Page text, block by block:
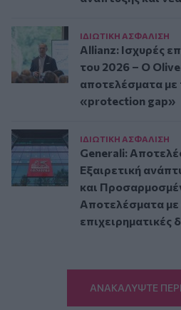
ΙΔΙΩΤΙΚΗ ΑΣΦAΛΙΣΗ
Allianz: Ισχυρές
του 2026 – Ο
αποτελέσματα με
«protection gap»
ΙΔΙΩΤΙΚΗ ΑΣΦAΛΙΣΗ
Generali:
Εξαιρετική
και
Αποτελέσματα με
επιχειρηματικές
ΑΝΑΚΑΛΥΨΤΕ